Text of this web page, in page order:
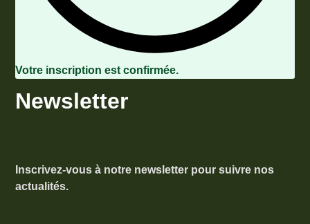
Votre inscription est confirmée.
Newsletter
Inscrivez-vous à notre newsletter pour suivre nos
actualités.